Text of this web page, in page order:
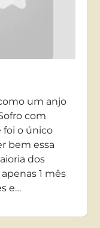
um anjo
com
foi o único
bem essa
dos
1 mês
e…